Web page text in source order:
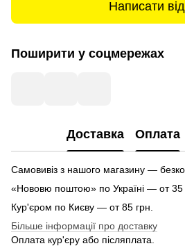
Написати
Поширити у соцмережах
Доставка Оплата
Самовивіз з нашого магазину —
«Нововю поштою» по Україні — от 35
Кур'єром по Києву — от 85 грн.
Більше інформації про доставку
Оплата кур'єру або післяплата.